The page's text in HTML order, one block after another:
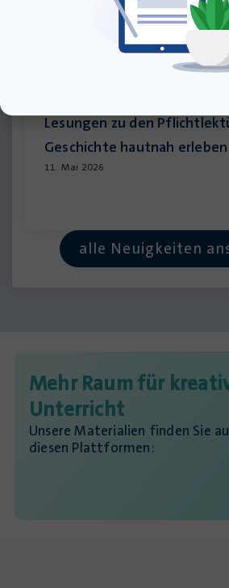
Lesungen zu den
Geschichte hautnah erleben
11. Mai 2026
alle Neuigkeiten
Mehr Raum für
Unterricht
Unsere Materialien finden Sie
diesen Plattformen: